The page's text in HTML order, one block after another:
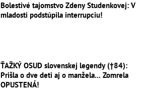
Bolestivé tajomstvo Zdeny Studenkovej: V
mladosti podstúpila interrupciu!
ŤAŽKÝ OSUD slovenskej legendy (†84):
Prišla o dve deti aj o manžela... Zomrela
OPUSTENÁ!